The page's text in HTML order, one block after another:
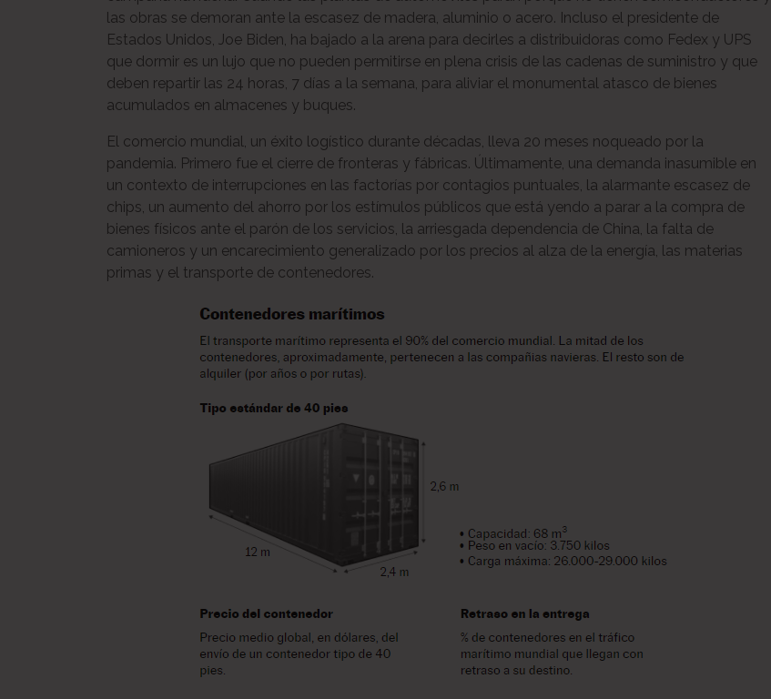
las obras se demoran ante la escasez de madera, aluminio o acero. Incluso el presidente de
Estados Unidos, Joe Biden, ha bajado a la arena para decirles a distribuidoras como Fedex y UPS
que dormir es un lujo que no pueden permitirse en plena crisis de las cadenas de suministro y que
deben repartir las 24 horas, 7 días a la semana, para aliviar el monumental atasco de bienes
acumulados en almacenes y buques.
El comercio mundial, un éxito logístico durante décadas, lleva 20 meses noqueado por la
pandemia. Primero fue el cierre de fronteras y fábricas. Últimamente, una demanda inasumible en
un contexto de interrupciones en las factorías por contagios puntuales, la alarmante escasez de
chips, un aumento del ahorro por los estímulos públicos que está yendo a parar a la compra de
bienes físicos ante el parón de los servicios, la arriesgada dependencia de China, la falta de
camioneros y un encarecimiento generalizado por los precios al alza de la energía, las materias
primas y el transporte de contenedores.